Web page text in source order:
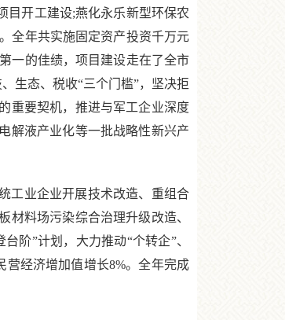
目开工建设;燕化永乐新型环保农
全年共实施固定资产投资千万元
一的佳绩，项目建设走在了全市
生态、税收“三个门槛”，坚决拒
重要契机，推进与军工企业深度
解液产业化等一批战略性新兴产
工业企业开展技术改造、重组合
料场污染综合治理升级改造、
阶”计划，大力推动“个转企”、
营经济增加值增长8%。全年完成